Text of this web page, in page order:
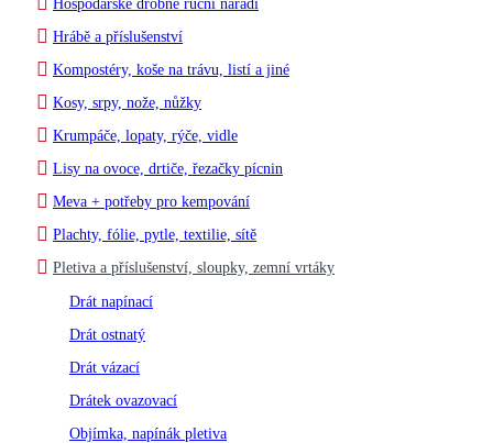
Hospodářské drobné ruční nářadí
Hrábě a příslušenství
Kompostéry, koše na trávu, listí a jiné
Kosy, srpy, nože, nůžky
Krumpáče, lopaty, rýče, vidle
Lisy na ovoce, drtiče, řezačky pícnin
Meva + potřeby pro kempování
Plachty, fólie, pytle, textilie, sítě
Pletiva a příslušenství, sloupky, zemní vrtáky
Drát napínací
Drát ostnatý
Drát vázací
Drátek ovazovací
Objímka, napínák pletiva